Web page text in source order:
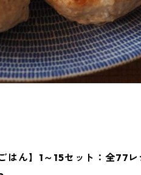
はん】1～15セット：全77